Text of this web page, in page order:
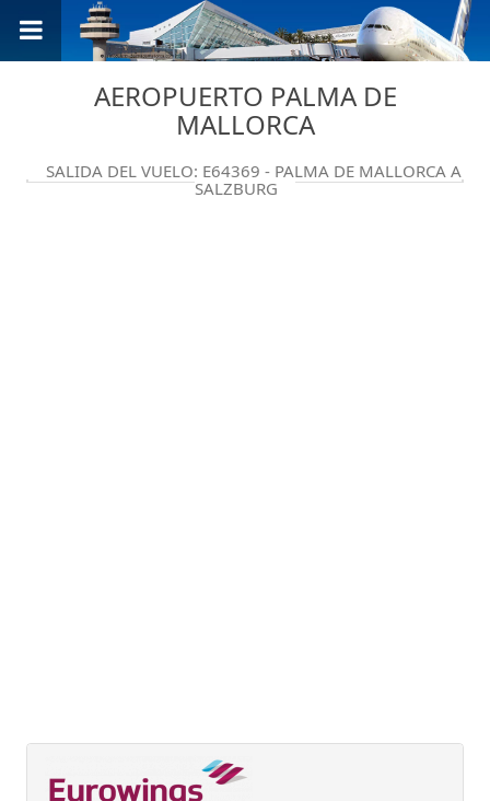
AEROPUERTO PALMA DE
MALLORCA
SALIDA DEL VUELO: E64369 - PALMA DE MALLORCA A
SALZBURG